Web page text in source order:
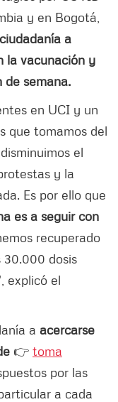
y en Bogotá,
a
la vacunación y
semana.
en UCI y un
que tomamos del
el
y la
Es por ello que
es a seguir con
recuperado
30.000 dosis
explicó el
a acercarse
👉 toma
por las
a cada